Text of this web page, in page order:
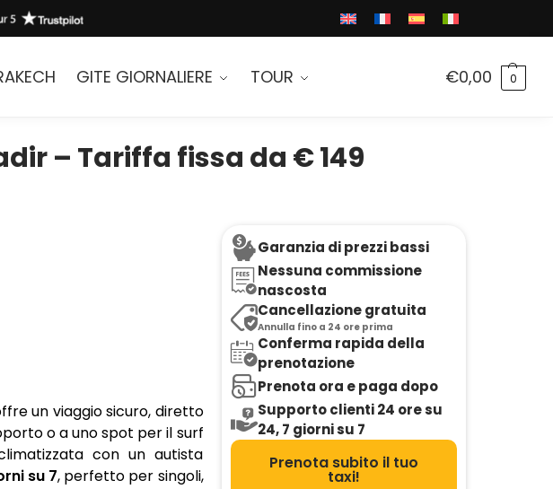
GITE GIORNALIERE TOUR €0,00 0
– Tariffa fissa da € 149
un viaggio sicuro, diretto
o a uno spot per il surf
con un autista
su 7, perfetto per singoli,
Garanzia di prezzi bassi
Nessuna commissione
nascosta
Cancellazione gratuita
Annulla fino a 24 ore prima
Conferma rapida della
prenotazione
Prenota ora e paga dopo
Supporto clienti 24 ore su
24, 7 giorni su 7
Prenota subito il tuo
taxi!